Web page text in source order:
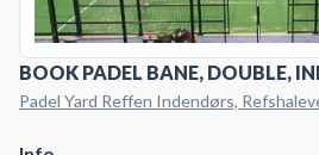
BOOK PADEL BANE, DOUBLE,
Padel Yard Reffen Indendørs,